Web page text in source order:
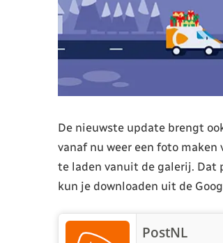
De nieuwste update brengt
vanaf nu weer een foto
te laden vanuit de galerij. Dat
kun je downloaden uit de
PostNL